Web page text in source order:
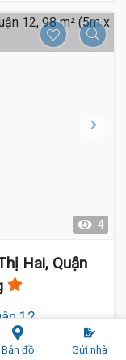
Bản đồ Gửi nhà
4
Hai, Quận
12
4 phòng